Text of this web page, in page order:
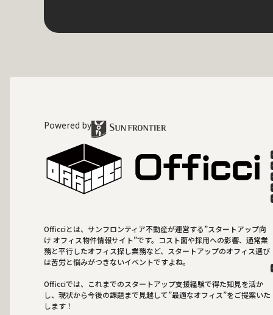
Powered by
Officciとは、サンフロンティア不動産が運営する”スタートアップ向
け オフィス物件情報サイト”です。コスト面や採用への影響、通常業
務と平行したオフィス探し業務など、スタートアップのオフィス選び
は苦労と悩みがつきないイベントですよね。
Officciでは、これまでのスタートアップ支援経験で得た知見を活か
し、現状から今後の課題まで見越して”最適なオフィス”をご提案いた
します！